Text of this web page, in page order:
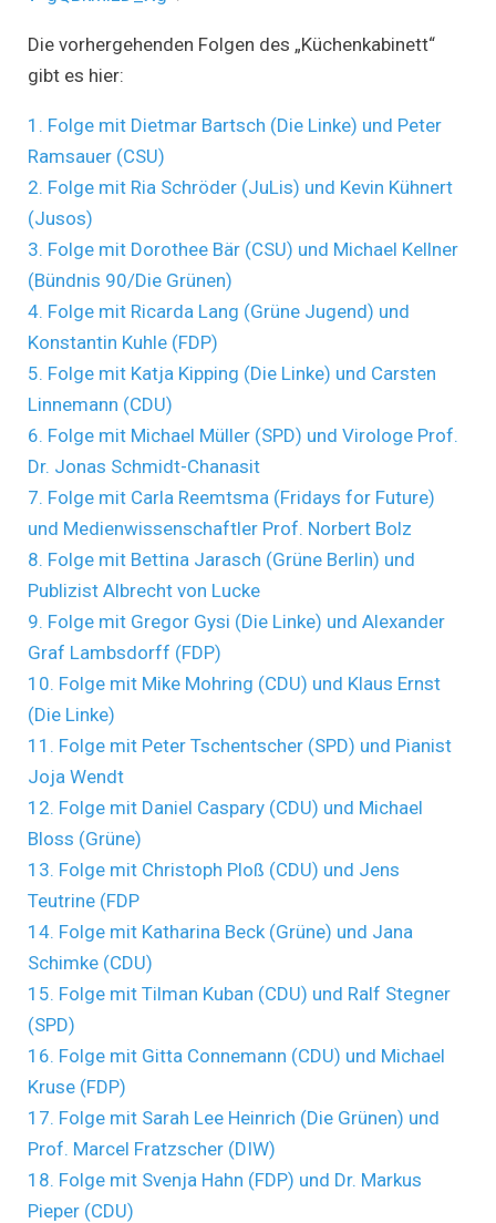
Die vorhergehenden Folgen des „Küchenkabinett“
gibt es hier:
1. Folge mit Dietmar Bartsch (Die Linke) und Peter
Ramsauer (CSU)
2. Folge mit Ria Schröder (JuLis) und Kevin Kühnert
(Jusos)
3. Folge mit Dorothee Bär (CSU) und Michael Kellner
(Bündnis 90/Die Grünen)
4. Folge mit Ricarda Lang (Grüne Jugend) und
Konstantin Kuhle (FDP)
5. Folge mit Katja Kipping (Die Linke) und Carsten
Linnemann (CDU)
6. Folge mit Michael Müller (SPD) und Virologe Prof.
Dr. Jonas Schmidt-Chanasit
7. Folge mit Carla Reemtsma (Fridays for Future)
und Medienwissenschaftler Prof. Norbert Bolz
8. Folge mit Bettina Jarasch (Grüne Berlin) und
Publizist Albrecht von Lucke
9. Folge mit Gregor Gysi (Die Linke) und Alexander
Graf Lambsdorff (FDP)
10. Folge mit Mike Mohring (CDU) und Klaus Ernst
(Die Linke)
11. Folge mit Peter Tschentscher (SPD) und Pianist
Joja Wendt
12. Folge mit Daniel Caspary (CDU) und Michael
Bloss (Grüne)
13. Folge mit Christoph Ploß (CDU) und Jens
Teutrine (FDP
14. Folge mit Katharina Beck (Grüne) und Jana
Schimke (CDU)
15. Folge mit Tilman Kuban (CDU) und Ralf Stegner
(SPD)
16. Folge mit Gitta Connemann (CDU) und Michael
Kruse (FDP)
17. Folge mit Sarah Lee Heinrich (Die Grünen) und
Prof. Marcel Fratzscher (DIW)
18. Folge mit Svenja Hahn (FDP) und Dr. Markus
Pieper (CDU)